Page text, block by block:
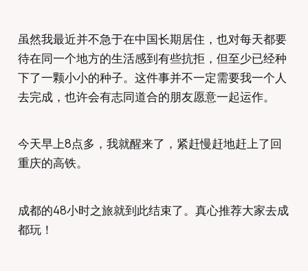
虽然我最近并不急于在中国长期居住，也对每天都要
待在同一个地方的生活感到有些抗拒，但至少已经种
下了一颗小小的种子。这件事并不一定需要我一个人
去完成，也许会有志同道合的朋友愿意一起运作。
今天早上8点多，我就醒来了，紧赶慢赶地赶上了回
重庆的高铁。
成都的48小时之旅就到此结束了。真心推荐大家去成
都玩！